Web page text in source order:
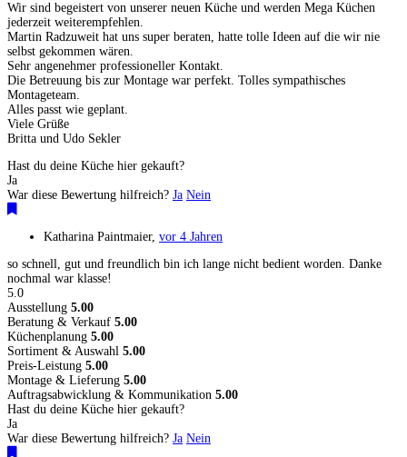
Wir sind begeistert von unserer neuen Küche und werden Mega Küchen
jederzeit weiterempfehlen.
Martin Radzuweit hat uns super beraten, hatte tolle Ideen auf die wir nie
selbst gekommen wären.
Sehr angenehmer professioneller Kontakt.
Die Betreuung bis zur Montage war perfekt. Tolles sympathisches
Montageteam.
Alles passt wie geplant.
Viele Grüße
Britta und Udo Sekler
Hast du deine Küche hier gekauft?
Ja
War diese Bewertung hilfreich? Ja Nein
Katharina Paintmaier, vor 4 Jahren
so schnell, gut und freundlich bin ich lange nicht bedient worden. Danke
nochmal war klasse!
5.0
Ausstellung 5.00
Beratung & Verkauf 5.00
Küchenplanung 5.00
Sortiment & Auswahl 5.00
Preis-Leistung 5.00
Montage & Lieferung 5.00
Auftragsabwicklung & Kommunikation 5.00
Hast du deine Küche hier gekauft?
Ja
War diese Bewertung hilfreich? Ja Nein